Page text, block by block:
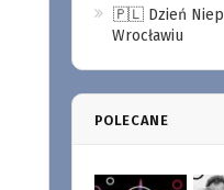
🇵🇱 Dzień
Wrocławiu
POLECANE